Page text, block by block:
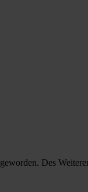
geworden. Des